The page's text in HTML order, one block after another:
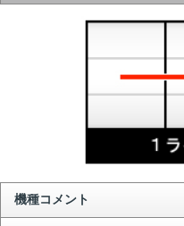
機種コメント